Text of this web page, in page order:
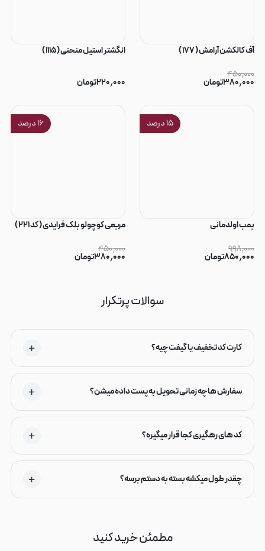
آف کالکشن آرامش ( ۱۷۷ )
۴۵۰٫۰۰۰
۳۸۰٫۰۰۰تومان
انگشتر استیل منحنی ( ۱۱۱۵ )
۲۲۰٫۰۰۰تومان
۱۵درصد
بمب اولدمانی
۹۹۸٫۰۰۰
۸۵۰٫۰۰۰تومان
۱۶درصد
مربعی کوچولو بلک فرایدی ( کد ۲۲۱ )
۴۵۰٫۰۰۰
۳۸۰٫۰۰۰تومان
سوالات پرتکرار
کارت کد تخفیف یا گیفت چیه؟
سفارش ها چه زمانی تحویل به پست داده میشن؟
کد های رهگیری کجا قرار میگیره؟
چقدر طول میکشه بسته به دستم برسه؟
مطمئن خرید کنید